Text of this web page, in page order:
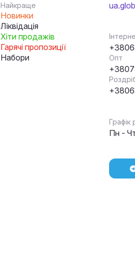
Найкраще
Новинки
Ліквідація
Хіти продажів
Гарячі пропозиції
Набори
Опт
Графік
Пн -